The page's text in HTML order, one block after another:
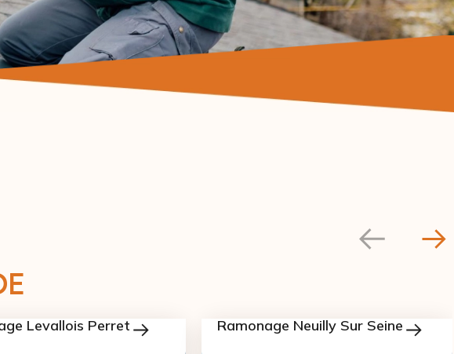
Levallois Perret Ramonage Neuilly Sur Seine